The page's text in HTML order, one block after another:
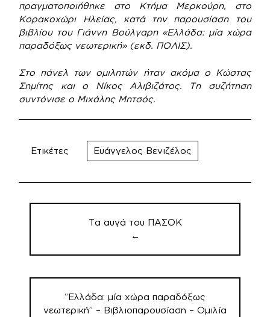
πραγματοποιήθηκε στο Κτήμα Μερκούρη, στο
Κορακοχώρι Ηλείας, κατά την παρουσίαση του
βιβλίου του Γιάννη Βούλγαρη «Ελλάδα: μία χώρα
παραδόξως νεωτερική» (εκδ. ΠΟΛΙΣ).
Στο πάνελ των ομιλητών ήταν ακόμα ο Κώστας
Σημίτης και ο Νίκος Αλιβιζάτος. Τη συζήτηση
συντόνισε ο Μιχάλης Μητσός.
Ετικέτες Ευάγγελος Βενιζέλος
Πλοήγηση
Τα αυγά του ΠΑΣΟΚ
←
“Ελλάδα: μία χώρα παραδόξως
νεωτερική” – Βιβλιοπαρουσίαση – Ομιλία